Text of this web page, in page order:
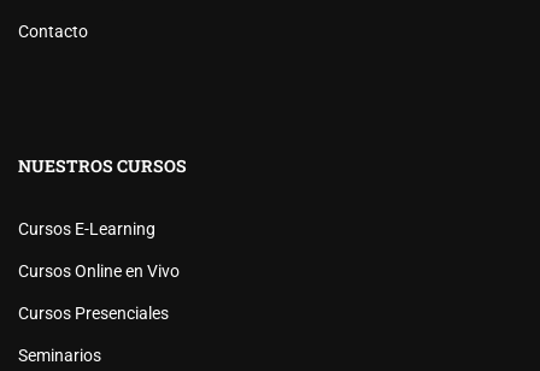
Contacto
NUESTROS CURSOS
Cursos E-Learning
Cursos Online en Vivo
Cursos Presenciales
Seminarios